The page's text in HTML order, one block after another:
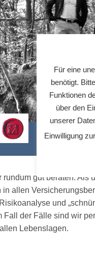
gut beraten. Als
allen
und
Fall der Fälle sind wir
Lebenslagen.
Für eine
benötigt.
Funktionen
über den
unserer
Einwilligung